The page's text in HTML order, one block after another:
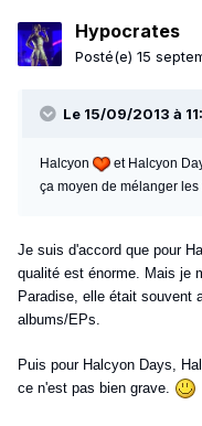
Hypocrates
Posté(e) 15
Le 15/09/2013 à
Halcyon
et Halcyon
ça moyen de mélanger
Je suis d'accord que pour
qualité est énorme. Mais je
Paradise, elle était souvent
albums/EPs.
Puis pour Halcyon Days,
ce n'est pas bien grave.